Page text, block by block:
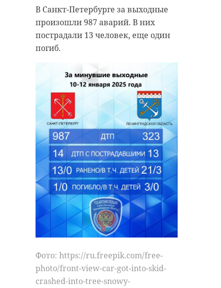
В Санкт-Петербурге за выходные
произошли 987 аварий. В них
пострадали 13 человек, еще один
погиб.
Фото: https://ru.freepik.com/free-
photo/front-view-car-got-into-skid-
crashed-into-tree-snowy-